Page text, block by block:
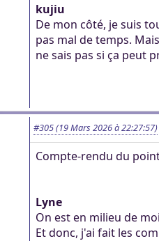
kujiu
De mon côté, je suis
pas mal de temps.
ne sais pas si ça peut
#305(19 Mars 2026 à 22:27:57)
Compte-rendu du
Lyne‎
On est en milieu de
‎Et donc, j'ai fait les